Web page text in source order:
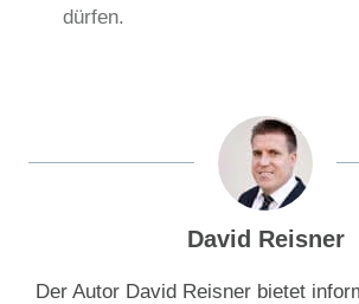
dürfen.
David Reisner
Der Autor David Reisner bietet